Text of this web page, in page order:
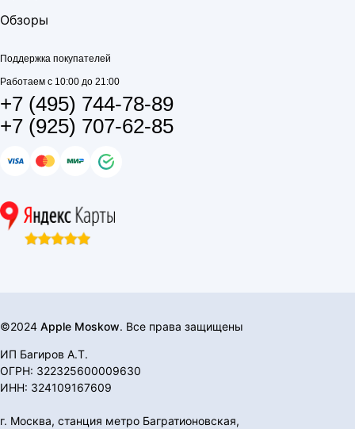
Обзоры
Поддержка покупателей
Работаем с 10:00 до 21:00
+7 (495) 744-78-89
+7 (925) 707-62-85
©2024 Apple Moskow. Все права защищены
ИП Багиров А.Т.
ОГРН: 322325600009630
ИНН: 324109167609
г. Москва, станция метро Багратионовская,